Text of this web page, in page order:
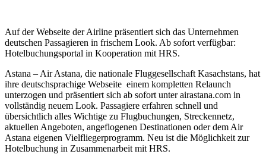
Auf der Webseite der Airline präsentiert sich das Unternehmen
deutschen Passagieren in frischem Look. Ab sofort verfügbar:
Hotelbuchungsportal in Kooperation mit HRS.
Astana – Air Astana, die nationale Fluggesellschaft Kasachstans, hat
ihre deutschsprachige Webseite einem kompletten Relaunch
unterzogen und präsentiert sich ab sofort unter airastana.com in
vollständig neuem Look. Passagiere erfahren schnell und
übersichtlich alles Wichtige zu Flugbuchungen, Streckennetz,
aktuellen Angeboten, angeflogenen Destinationen oder dem Air
Astana eigenen Vielfliegerprogramm. Neu ist die Möglichkeit zur
Hotelbuchung in Zusammenarbeit mit HRS.